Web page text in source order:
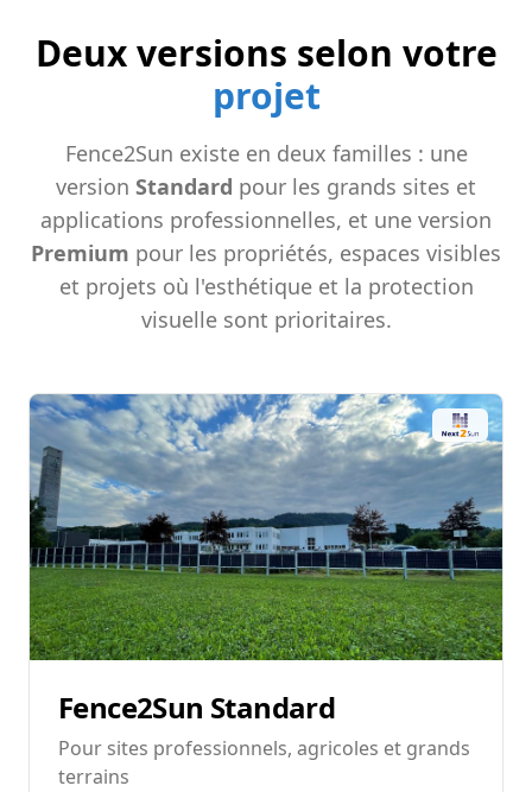
Deux versions selon votre
projet
Fence2Sun existe en deux familles : une
version Standard pour les grands sites et
applications professionnelles, et une version
Premium pour les propriétés, espaces visibles
et projets où l'esthétique et la protection
visuelle sont prioritaires.
Fence2Sun Standard
Pour sites professionnels, agricoles et grands
terrains